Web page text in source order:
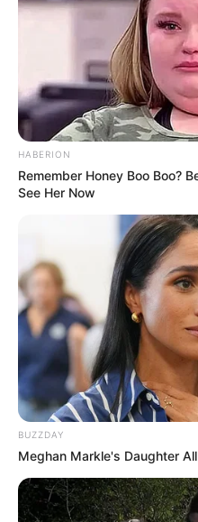
Simo
02/10/2023
Fehlgriff der Polizei:
Adresse verletzt! Ein
Olbernhau, Sachsen, hat
gesorgt. Aufgrund eines
sächsischen Polizei
peinlich als auch tragisch
HABERION
Remember Honey Boo Boo?
See Her Now
BUZZDAY
Meghan Markle's Daughter